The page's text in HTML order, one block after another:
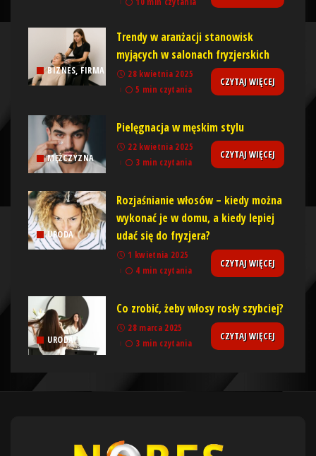
BIZNES, FIRMA
Trendy w aranżacji stanowisk
myjących w salonach fryzjerskich
28 kwietnia 2025
5 min czytania
CZYTAJ WIĘCEJ
MĘŻCZYZNA
Pielęgnacja w męskim stylu
22 kwietnia 2025
3 min czytania
CZYTAJ WIĘCEJ
URODA
Rozjaśnianie włosów – kiedy można
wykonać je w domu, a kiedy lepiej
udać się do fryzjera?
1 kwietnia 2025
4 min czytania
CZYTAJ WIĘCEJ
URODA
Co zrobić, żeby włosy rosły szybciej?
28 marca 2025
3 min czytania
CZYTAJ WIĘCEJ